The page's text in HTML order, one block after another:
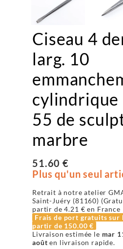
Ciseau 4
larg. 10
55 de
marbre
51.60 €
Plus qu'un seul
Retrait à notre atelier
Saint-Juéry (81160)
partir de4.21 € en France
Frais de port gratuits sur
partir de 150.00 €
Livraison estimée le mar
août en livraison rapide.